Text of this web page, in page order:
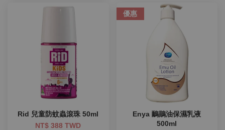
Rid 兒童防蚊蟲滾珠 50ml
NT$ 388 TWD
優惠
Enya 鴯鶓油保濕乳液
500ml